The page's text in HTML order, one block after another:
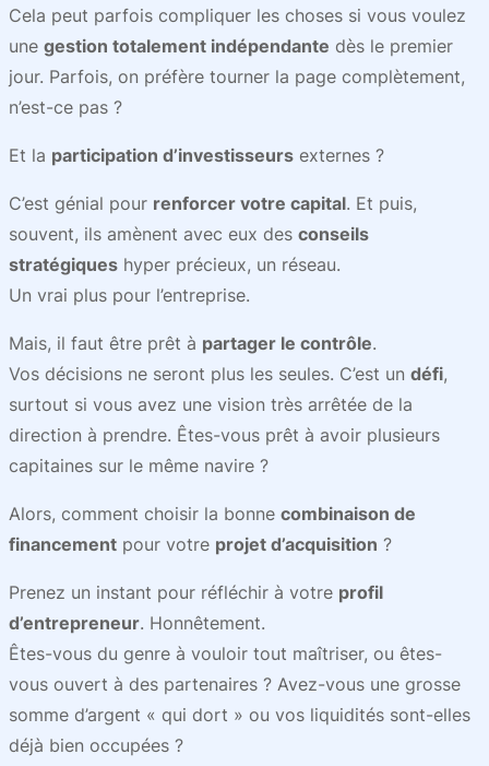
Cela peut parfois compliquer les choses si vous voulez
une gestion totalement indépendante dès le premier
jour. Parfois, on préfère tourner la page complètement,
n’est-ce pas ?
Et la participation d’investisseurs externes ?
C’est génial pour renforcer votre capital. Et puis,
souvent, ils amènent avec eux des conseils
stratégiques hyper précieux, un réseau.
Un vrai plus pour l’entreprise.
Mais, il faut être prêt à partager le contrôle.
Vos décisions ne seront plus les seules. C’est un défi,
surtout si vous avez une vision très arrêtée de la
direction à prendre. Êtes-vous prêt à avoir plusieurs
capitaines sur le même navire ?
Alors, comment choisir la bonne combinaison de
financement pour votre projet d’acquisition ?
Prenez un instant pour réfléchir à votre profil
d’entrepreneur. Honnêtement.
Êtes-vous du genre à vouloir tout maîtriser, ou êtes-
vous ouvert à des partenaires ? Avez-vous une grosse
somme d’argent « qui dort » ou vos liquidités sont-elles
déjà bien occupées ?